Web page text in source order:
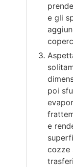
e gli
poi
e
cozze